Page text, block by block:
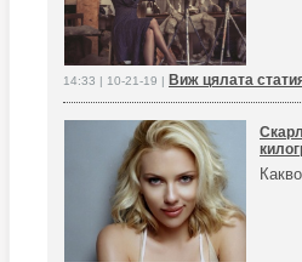
14:33 | 10-21-19 | Виж цялата